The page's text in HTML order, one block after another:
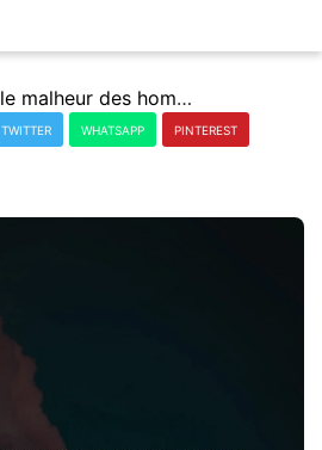
Tout le malheur des hommes vient de l'espÃ©rance.
TWITTER WHATSAPP PINTEREST